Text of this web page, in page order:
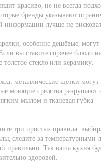
красиво, но не всегда
бренды указывают
информации лучше не
особенно дешёвые, могут
вы ставите горячее блюдо
толстое стекло или керамику.
металлические щётки могут
моющие средства разрушают
мылом и тканевая губка
три простых правила:
следите за температурными
правильно. Так ваша кухня
здоровой.